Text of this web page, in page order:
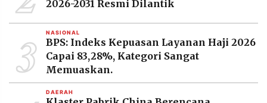
2026-2031 Resmi Dilantik
3 NASIONAL
BPS: Indeks Kepuasan Layanan Haji 2026
Capai 83,28%, Kategori Sangat
Memuaskan.
DAERAH